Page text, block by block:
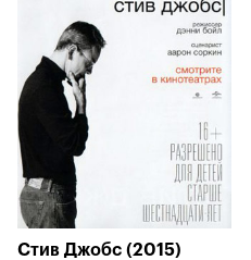
Стив Джобс (2015)